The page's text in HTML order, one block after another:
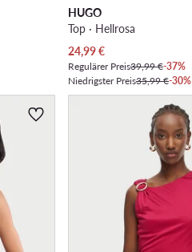
HUGO
Top · Hellrosa
Aktueller Preis
24,99€
Regulärer Preis39,99 €-37%
Niedrigster Preis35,99 €-30%